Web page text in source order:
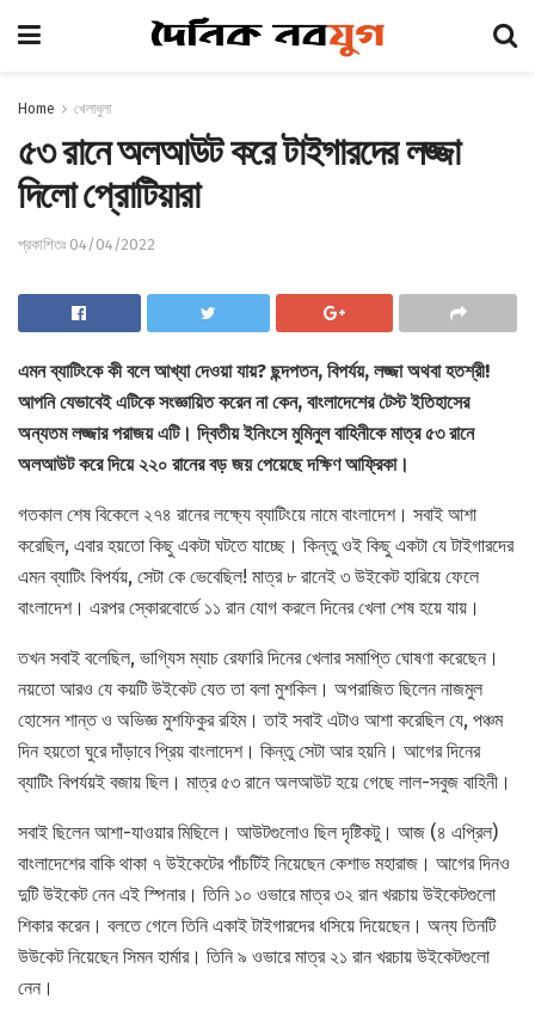
Home খেলাধুলা
৫৩ রানে অলআউট করে টাইগারদের লজ্জা
দিলো প্রোটিয়ারা
প্রকাশিতঃ 04/04/2022
এমন ব্যাটিংকে কী বলে আখ্যা দেওয়া যায়? ছন্দপতন, বিপর্যয়, লজ্জা অথবা হতশ্রী!
আপনি যেভাবেই এটিকে সংজ্ঞায়িত করেন না কেন, বাংলাদেশের টেস্ট ইতিহাসের
অন্যতম লজ্জার পরাজয় এটি। দ্বিতীয় ইনিংসে মুমিনুল বাহিনীকে মাত্র ৫৩ রানে
অলআউট করে দিয়ে ২২০ রানের বড় জয় পেয়েছে দক্ষিণ আফ্রিকা।
গতকাল শেষ বিকেলে ২৭৪ রানের লক্ষ্যে ব্যাটিংয়ে নামে বাংলাদেশ। সবাই আশা
করেছিল, এবার হয়তো কিছু একটা ঘটতে যাচ্ছে। কিন্তু ওই কিছু একটা যে টাইগারদের
এমন ব্যাটিং বিপর্যয়, সেটা কে ভেবেছিল! মাত্র ৮ রানেই ৩ উইকেট হারিয়ে ফেলে
বাংলাদেশ। এরপর স্কোরবোর্ডে ১১ রান যোগ করলে দিনের খেলা শেষ হয়ে যায়।
তখন সবাই বলেছিল, ভাগ্যিস ম্যাচ রেফারি দিনের খেলার সমাপ্তি ঘোষণা করেছেন।
নয়তো আরও যে কয়টি উইকেট যেত তা বলা মুশকিল। অপরাজিত ছিলেন নাজমুল
হোসেন শান্ত ও অভিজ্ঞ মুশফিকুর রহিম। তাই সবাই এটাও আশা করেছিল যে, পঞ্চম
দিন হয়তো ঘুরে দাঁড়াবে প্রিয় বাংলাদেশ। কিন্তু সেটা আর হয়নি। আগের দিনের
ব্যাটিং বিপর্যয়ই বজায় ছিল। মাত্র ৫৩ রানে অলআউট হয়ে গেছে লাল-সবুজ বাহিনী।
সবাই ছিলেন আশা-যাওয়ার মিছিলে। আউটগুলোও ছিল দৃষ্টিকটু। আজ (৪ এপ্রিল)
বাংলাদেশের বাকি থাকা ৭ উইকেটের পাঁচটিই নিয়েছেন কেশাভ মহারাজ। আগের দিনও
দুটি উইকেট নেন এই স্পিনার। তিনি ১০ ওভারে মাত্র ৩২ রান খরচায় উইকেটগুলো
শিকার করেন। বলতে গেলে তিনি একাই টাইগারদের ধসিয়ে দিয়েছেন। অন্য তিনটি
উউকেট নিয়েছেন সিমন হার্মার। তিনি ৯ ওভারে মাত্র ২১ রান খরচায় উইকেটগুলো
নেন।